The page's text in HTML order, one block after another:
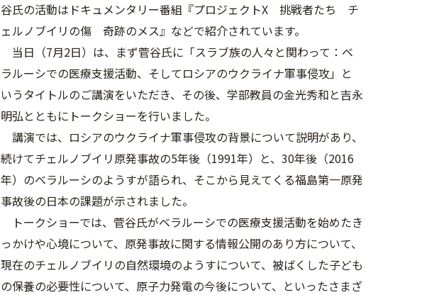
谷氏の活動はドキュメンタリー番組『プロジェクトX 挑戦者たち チ
ェルノブイリの傷 奇跡のメス』などで紹介されています。
当日（7月2日）は、まず菅谷氏に「スラブ族の人々と関わって： ベ
ラルーシでの医療支援活動、 そしてロシアのウクライナ軍事侵攻」 と
いうタイトルのご講演をいただき、その後、 学部教員の金光秀和と吉永
明弘とともにトークショーを行いました。
講演では、 ロシアのウクライナ軍事侵攻の背景について説明があり、
続けてチェルノブイリ原発事故の5年後（1991年）と、 30年後（2016
年）のベラルーシのようすが語られ、 そこから見えてくる福島第一原発
事故後の日本の課題が示されました。
トークショーでは、 菅谷氏がベラルーシでの医療支援活動を始めたき
っかけや心境について、原発事故に関する情報公開のあり方について、
現在のチェルノブイリの自然環境のようすについて、 被ばくした子ども
の保養の必要性について、 原子力発電の今後について、 といったさまざ